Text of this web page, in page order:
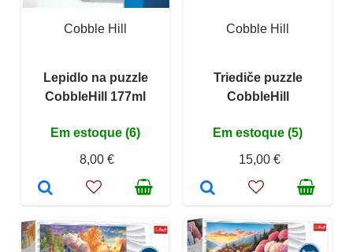
Cobble Hill
Lepidlo na puzzle
CobbleHill 177ml
Em estoque (6)
8,00 €
Cobble Hill
Triediče puzzle
CobbleHill
Em estoque (5)
15,00 €